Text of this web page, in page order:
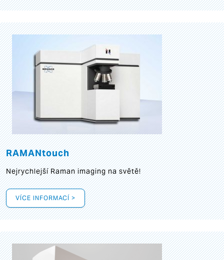
RAMANtouch
Nejrychlejší Raman imaging na světě!
VÍCE INFORMACÍ >